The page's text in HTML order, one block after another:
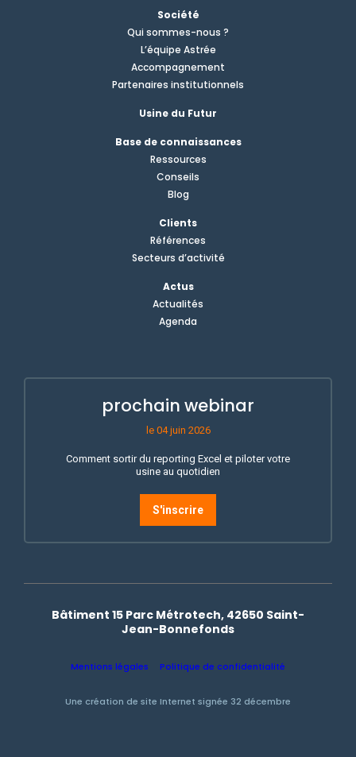
Société
Qui sommes-nous ?
L’équipe Astrée
Accompagnement
Partenaires institutionnels
Usine du Futur
Base de connaissances
Ressources
Conseils
Blog
Clients
Références
Secteurs d’activité
Actus
Actualités
Agenda
prochain webinar
le 04 juin 2026
Comment sortir du reporting Excel et piloter votre
usine au quotidien
S'inscrire
Bâtiment 15 Parc Métrotech, 42650 Saint-
Jean-Bonnefonds
Mentions légales Politique de confidentialité
Une création de site Internet signée 32 décembre